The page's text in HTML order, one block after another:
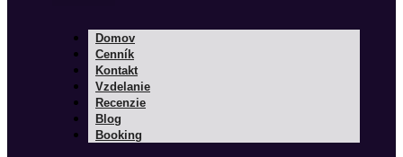
Domov
Cenník
Kontakt
Vzdelanie
Recenzie
Blog
Booking